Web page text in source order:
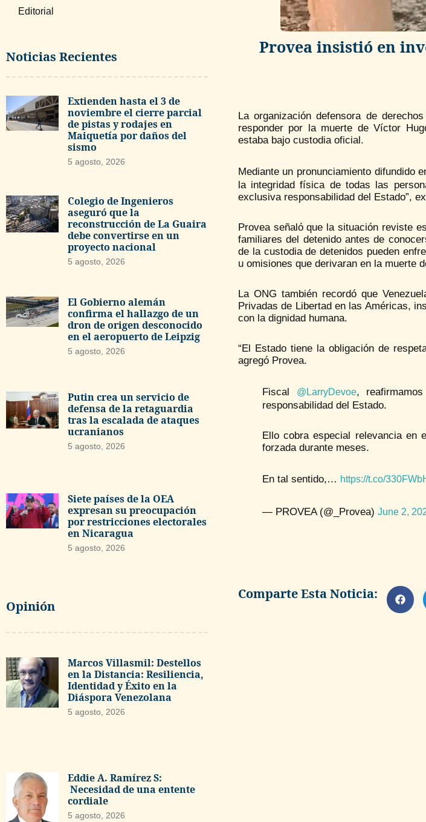
Editorial
Noticias Recientes
Extienden hasta el 3 de
noviembre el cierre parcial
de pistas y rodajes en
Maiquetía por daños del
sismo
5 agosto, 2026
Colegio de Ingenieros
aseguró que la
reconstrucción de La Guaira
debe convertirse en un
proyecto nacional
5 agosto, 2026
El Gobierno alemán
confirma el hallazgo de un
dron de origen desconocido
en el aeropuerto de Leipzig
5 agosto, 2026
Putin crea un servicio de
defensa de la retaguardia
tras la escalada de ataques
ucranianos
5 agosto, 2026
Siete países de la OEA
expresan su preocupación
por restricciones electorales
en Nicaragua
5 agosto, 2026
Opinión
Marcos Villasmil: Destellos
en la Distancia: Resiliencia,
Identidad y Éxito en la
Diáspora Venezolana
5 agosto, 2026
Eddie A. Ramírez S:
Necesidad de una entente
cordiale
5 agosto, 2026
Provea insistió en
La organización defensora de
responder por la muerte de Víctor
estaba bajo custodia oficial.
Mediante un pronunciamiento difundido
la integridad física de todas las
exclusiva responsabilidad del Estado”,
Provea señaló que la situación reviste
familiares del detenido antes de
de la custodia de detenidos pueden
u omisiones que derivaran en la muerte
La ONG también recordó que
Privadas de Libertad en las Américas,
con la dignidad humana.
“El Estado tiene la obligación de
agregó Provea.
Fiscal @LarryDevoe,
responsabilidad del Estado.
Ello cobra especial relevancia en
forzada durante meses.
En tal sentido,… https://t.co/
— PROVEA (@_Provea) June 2,
Comparte Esta Noticia: